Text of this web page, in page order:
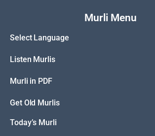
Murli Menu
Select Language
Listen Murlis
Murli in PDF
Get Old Murlis
Today’s Murli